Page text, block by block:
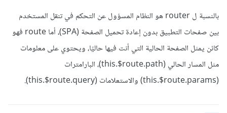
بالنسبة ل router هو النظام المسؤول عن التحكم في تنقل المستخدم
بين صفحات التطبيق بدون إعادة تحميل الصفحة (SPA)، أما route فهو
كائن يمثل الصفحة الحالية التي أنت فيها حاليًا، ويحتوي على معلومات
مثل المسار الحالي (this.$route.path)، البارامترات